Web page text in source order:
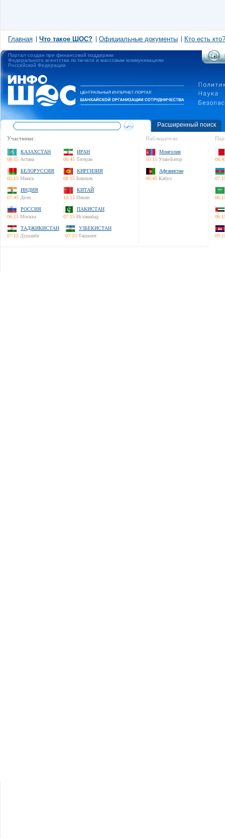
Главная Что такое ШОС? Официальные документы Кто есть кто?
Портал создан при финансовой поддержке
Федерального агентства по печати и массовым коммуникациям
Российской Федерации
Расширенный поиск
Участники:
КАЗАХСТАН
08:15 Астана
ИРАН
06:45 Тегеран
БЕЛОРУССИЯ
05:15 Минск
КИРГИЗИЯ
08:15 Бишкек
ИНДИЯ
07:45 Дели
КИТАЙ
10:15 Пекин
РОССИЯ
06:15 Москва
ПАКИСТАН
07:15 Исламабад
ТАДЖИКИСТАН
07:15 Душанбе
УЗБЕКИСТАН
07:15 Ташкент
Наблюдатели:
Монголия
10:15 Улан-Батор
Афганистан
06:45 Кабул